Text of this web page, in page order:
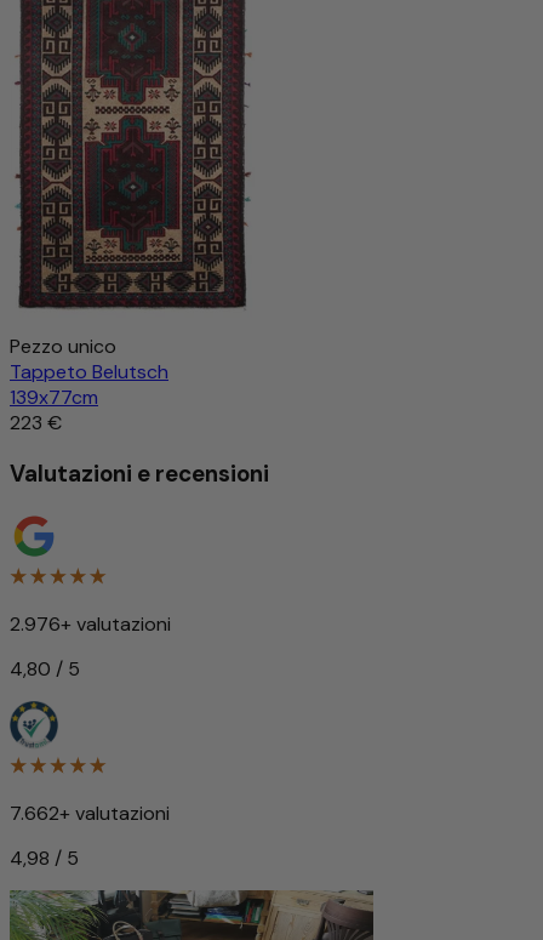
Pezzo unico
Tappeto Belutsch
139x77cm
223 €
Valutazioni e recensioni
2.976+ valutazioni
4,80 / 5
7.662+ valutazioni
4,98 / 5